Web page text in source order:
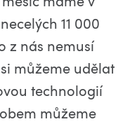
11 000
z nás nemusí
můžeme udělat
technologií
můžeme